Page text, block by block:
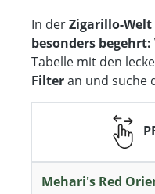
In derZigarillo-Welt
besonders
Tabelle mit den
Filteran und suche
Mehari's Red